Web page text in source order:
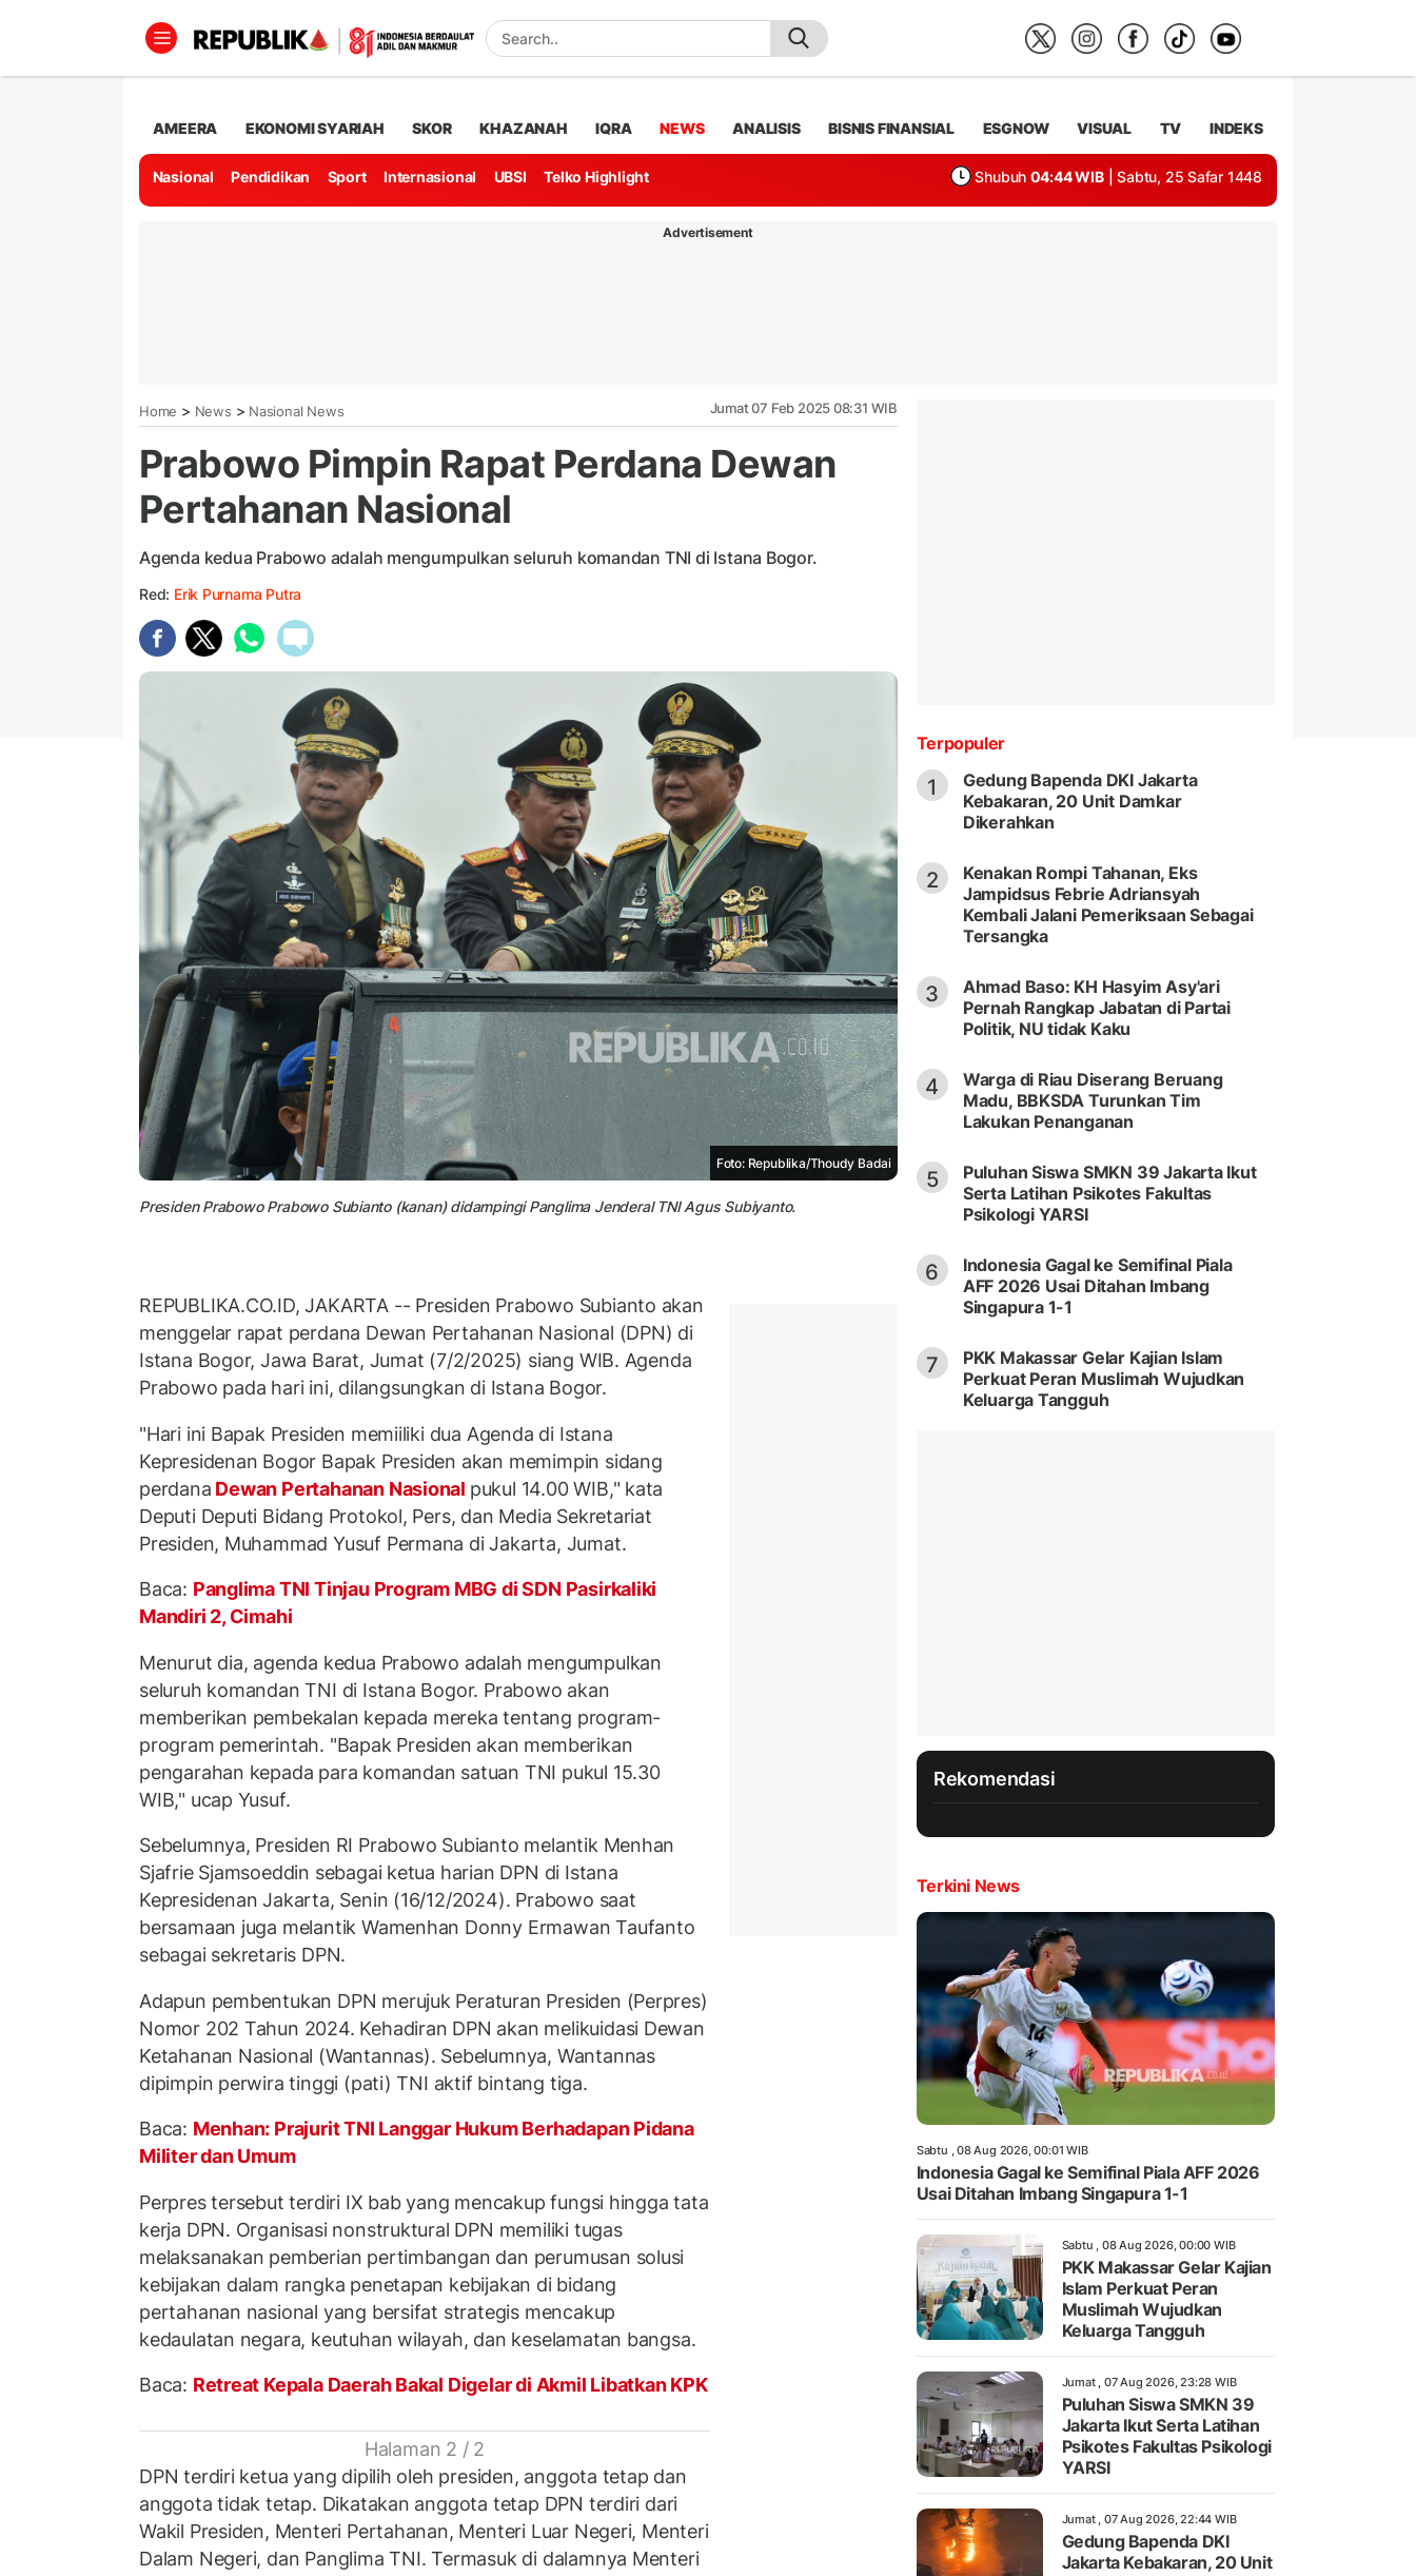
AMEERA EKONOMI SYARIAH SKOR KHAZANAH IQRA NEWS ANALISIS BISNIS FINANSIAL ESGNOW VISUAL TV INDEKS
Nasional Pendidikan Sport Internasional UBSI Telko Highlight Shubuh 04:44 WIB | Sabtu, 25 Safar 1448
Advertisement
Home > News > Nasional News Jumat 07 Feb 2025 08:31 WIB
Prabowo Pimpin Rapat Perdana Dewan
Pertahanan Nasional
Agenda kedua Prabowo adalah mengumpulkan seluruh komandan TNI di Istana Bogor.
Red: Erik Purnama Putra
Foto: Republika/Thoudy Badai
Presiden Prabowo Prabowo Subianto (kanan) didampingi Panglima Jenderal TNI Agus Subiyanto.
REPUBLIKA.CO.ID, JAKARTA -- Presiden Prabowo Subianto akan
menggelar rapat perdana Dewan Pertahanan Nasional (DPN) di
Istana Bogor, Jawa Barat, Jumat (7/2/2025) siang WIB. Agenda
Prabowo pada hari ini, dilangsungkan di Istana Bogor.
"Hari ini Bapak Presiden memiiliki dua Agenda di Istana
Kepresidenan Bogor Bapak Presiden akan memimpin sidang
perdana Dewan Pertahanan Nasional pukul 14.00 WIB," kata
Deputi Deputi Bidang Protokol, Pers, dan Media Sekretariat
Presiden, Muhammad Yusuf Permana di Jakarta, Jumat.
Baca: Panglima TNI Tinjau Program MBG di SDN Pasirkaliki
Mandiri 2, Cimahi
Menurut dia, agenda kedua Prabowo adalah mengumpulkan
seluruh komandan TNI di Istana Bogor. Prabowo akan
memberikan pembekalan kepada mereka tentang program-
program pemerintah. "Bapak Presiden akan memberikan
pengarahan kepada para komandan satuan TNI pukul 15.30
WIB," ucap Yusuf.
Sebelumnya, Presiden RI Prabowo Subianto melantik Menhan
Sjafrie Sjamsoeddin sebagai ketua harian DPN di Istana
Kepresidenan Jakarta, Senin (16/12/2024). Prabowo saat
bersamaan juga melantik Wamenhan Donny Ermawan Taufanto
sebagai sekretaris DPN.
Adapun pembentukan DPN merujuk Peraturan Presiden (Perpres)
Nomor 202 Tahun 2024. Kehadiran DPN akan melikuidasi Dewan
Ketahanan Nasional (Wantannas). Sebelumnya, Wantannas
dipimpin perwira tinggi (pati) TNI aktif bintang tiga.
Baca: Menhan: Prajurit TNI Langgar Hukum Berhadapan Pidana
Militer dan Umum
Perpres tersebut terdiri IX bab yang mencakup fungsi hingga tata
kerja DPN. Organisasi nonstruktural DPN memiliki tugas
melaksanakan pemberian pertimbangan dan perumusan solusi
kebijakan dalam rangka penetapan kebijakan di bidang
pertahanan nasional yang bersifat strategis mencakup
kedaulatan negara, keutuhan wilayah, dan keselamatan bangsa.
Baca: Retreat Kepala Daerah Bakal Digelar di Akmil Libatkan KPK
Halaman 2 / 2
DPN terdiri ketua yang dipilih oleh presiden, anggota tetap dan
anggota tidak tetap. Dikatakan anggota tetap DPN terdiri dari
Wakil Presiden, Menteri Pertahanan, Menteri Luar Negeri, Menteri
Dalam Negeri, dan Panglima TNI. Termasuk di dalamnya Menteri
Terpopuler
1
Gedung Bapenda DKI Jakarta
Kebakaran, 20 Unit Damkar
Dikerahkan
2
Kenakan Rompi Tahanan, Eks
Jampidsus Febrie Adriansyah
Kembali Jalani Pemeriksaan Sebagai
Tersangka
3
Ahmad Baso: KH Hasyim Asy'ari
Pernah Rangkap Jabatan di Partai
Politik, NU tidak Kaku
4
Warga di Riau Diserang Beruang
Madu, BBKSDA Turunkan Tim
Lakukan Penanganan
5
Puluhan Siswa SMKN 39 Jakarta Ikut
Serta Latihan Psikotes Fakultas
Psikologi YARSI
6
Indonesia Gagal ke Semifinal Piala
AFF 2026 Usai Ditahan Imbang
Singapura 1-1
7
PKK Makassar Gelar Kajian Islam
Perkuat Peran Muslimah Wujudkan
Keluarga Tangguh
Rekomendasi
Terkini News
Sabtu , 08 Aug 2026, 00:01 WIB
Indonesia Gagal ke Semifinal Piala AFF 2026
Usai Ditahan Imbang Singapura 1-1
Sabtu , 08 Aug 2026, 00:00 WIB
PKK Makassar Gelar Kajian
Islam Perkuat Peran
Muslimah Wujudkan
Keluarga Tangguh
Jumat , 07 Aug 2026, 23:28 WIB
Puluhan Siswa SMKN 39
Jakarta Ikut Serta Latihan
Psikotes Fakultas Psikologi
YARSI
Jumat , 07 Aug 2026, 22:44 WIB
Gedung Bapenda DKI
Jakarta Kebakaran, 20 Unit